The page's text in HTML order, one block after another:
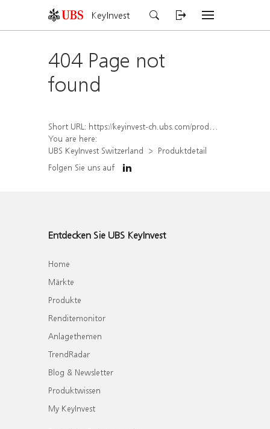
KeyInvest
404 Page not
found
Short URL: https://keyinvest-ch.ubs.com/produkt/detail/index/isin/CH1584639269
You are here:
UBS KeyInvest Switzerland
Produktdetail
Folgen Sie uns auf
Entdecken Sie UBS KeyInvest
Home
Märkte
Produkte
Renditemonitor
Anlagethemen
TrendRadar
Blog & Newsletter
Produktwissen
My KeyInvest